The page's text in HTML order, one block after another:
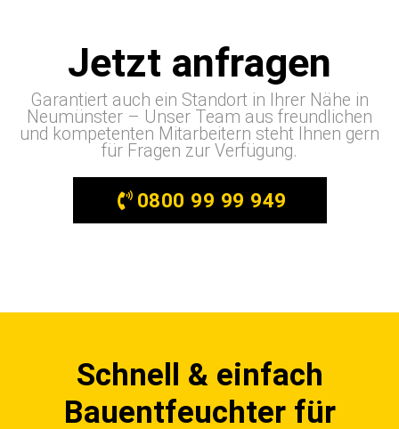
Jetzt anfragen
Garantiert auch ein Standort in Ihrer Nähe in
Neumünster – Unser Team aus freundlichen
und kompetenten Mitarbeitern steht Ihnen gern
für Fragen zur Verfügung.
0800 99 99 949
Schnell & einfach
Bauentfeuchter für